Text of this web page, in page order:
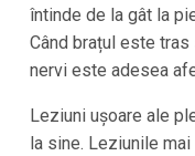
întinde de la gât la
Când brațul este
nervi este adesea
Leziuni ușoare ale
la sine. Leziunile